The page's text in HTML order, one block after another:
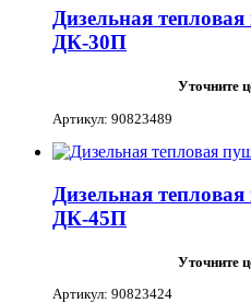
Дизельная
ДК-30П
Уточните
Артикул: 90823489
Дизельная
ДК-45П
Уточните
Артикул: 90823424